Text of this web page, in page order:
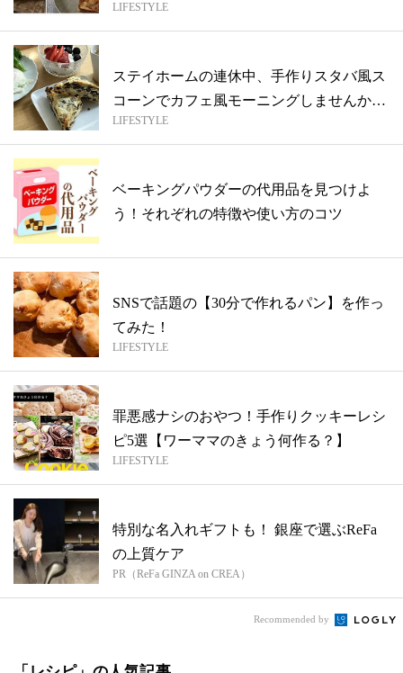
LIFESTYLE
ステイホームの連休中、手作りスタバ風ス
コーンでカフェ風モーニングしませんか？
【朝...
LIFESTYLE
ベーキングパウダーの代用品を見つけよ
う！それぞれの特徴や使い方のコツ
SNSで話題の【30分で作れるパン】を作っ
てみた！
LIFESTYLE
罪悪感ナシのおやつ！手作りクッキーレシ
ピ5選【ワーママのきょう何作る？】
LIFESTYLE
特別な名入れギフトも！ 銀座で選ぶReFa
の上質ケア
PR（ReFa GINZA on CREA）
Recommended by